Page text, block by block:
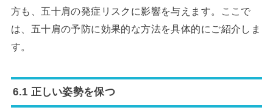
方も、五十肩の発症リスクに影響を与えます。ここで
は、五十肩の予防に効果的な方法を具体的にご紹介しま
す。
6.1 正しい姿勢を保つ